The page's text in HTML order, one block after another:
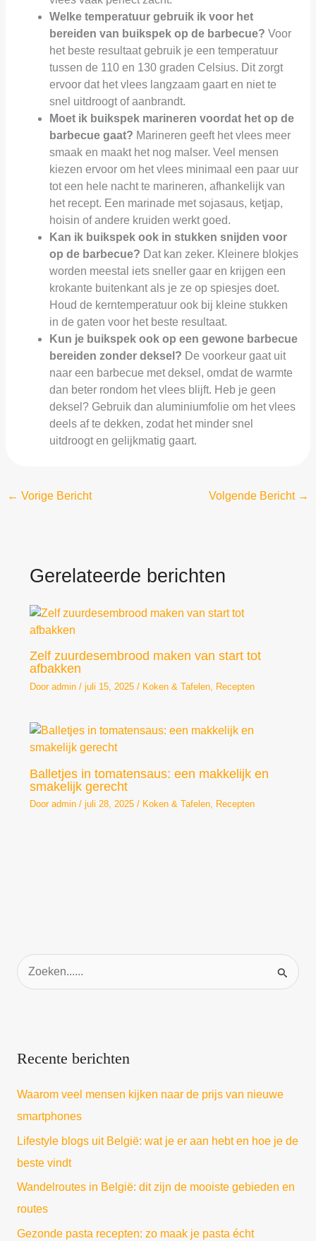
Z
e
Recente berichten
Waarom veel mensen kijken naar de prijs van nieuwe
smartphones
Lifestyle blogs uit België: wat je er aan hebt en hoe je de
beste vindt
Wandelroutes in België: dit zijn de mooiste gebieden en
routes
Gezonde pasta recepten: zo maak je pasta écht
Welke temperatuur gebruik ik voor het
bereiden van buikspek op de barbecue? Voor
het beste resultaat gebruik je een temperatuur
tussen de 110 en 130 graden Celsius. Dit zorgt
ervoor dat het vlees langzaam gaart en niet te
snel uitdroogt of aanbrandt.
Moet ik buikspek marineren voordat het op de
barbecue gaat? Marineren geeft het vlees meer
smaak en maakt het nog malser. Veel mensen
kiezen ervoor om het vlees minimaal een paar uur
tot een hele nacht te marineren, afhankelijk van
het recept. Een marinade met sojasaus, ketjap,
hoisin of andere kruiden werkt goed.
Kan ik buikspek ook in stukken snijden voor
op de barbecue? Dat kan zeker. Kleinere blokjes
worden meestal iets sneller gaar en krijgen een
krokante buitenkant als je ze op spiesjes doet.
Houd de kerntemperatuur ook bij kleine stukken
in de gaten voor het beste resultaat.
Kun je buikspek ook op een gewone barbecue
bereiden zonder deksel? De voorkeur gaat uit
naar een barbecue met deksel, omdat de warmte
dan beter rondom het vlees blijft. Heb je geen
deksel? Gebruik dan aluminiumfolie om het vlees
deels af te dekken, zodat het minder snel
uitdroogt en gelijkmatig gaart.
← Vorige Bericht Volgende Bericht →
Gerelateerde berichten
Zelf zuurdesembrood maken van start tot
afbakken
Door admin / juli 15, 2025 / Koken & Tafelen, Recepten
Balletjes in tomatensaus: een makkelijk en
smakelijk gerecht
Door admin / juli 28, 2025 / Koken & Tafelen, Recepten